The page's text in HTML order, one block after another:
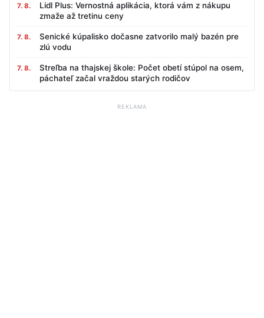
7. 8.
Lidl Plus: Vernostná aplikácia, ktorá vám z nákupu
zmaže až tretinu ceny
7. 8.
Senické kúpalisko dočasne zatvorilo malý bazén pre
zlú vodu
7. 8.
Streľba na thajskej škole: Počet obetí stúpol na osem,
páchateľ začal vraždou starých rodičov
REKLAMA